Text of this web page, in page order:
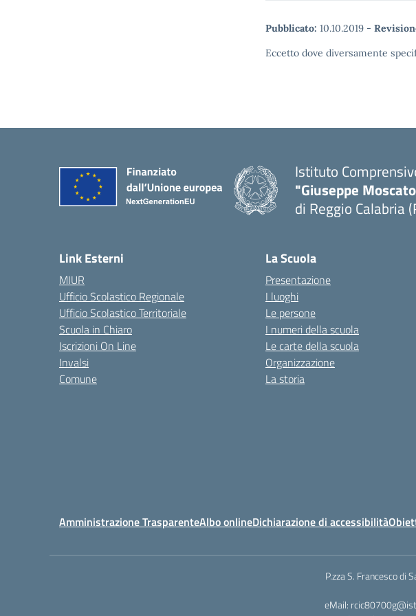
Pubblicato: 10.10.2019 -
Eccetto dove diversamente
Istituto
"Giuseppe
di Reggio Calabria
Link Esterni
MIUR
Ufficio Scolastico Regionale
Ufficio Scolastico Territoriale
Scuola in Chiaro
Iscrizioni On Line
Invalsi
Comune
La Scuola
Presentazione
I luoghi
Le persone
I numeri della scuola
Le carte della scuola
Organizzazione
La storia
Amministrazione TrasparenteAlbo onlineDichiarazione di accessibilità
P.zza S. Francesco di
eMail: